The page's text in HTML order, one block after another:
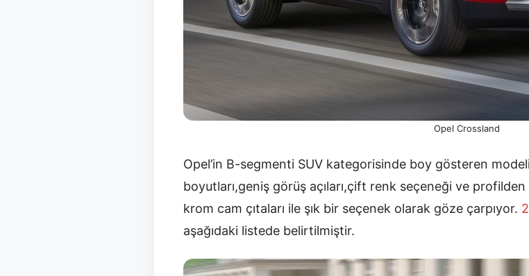
Opel Crossland
Opel’in B-segmenti SUV kategorisinde boy gösteren
boyutları,geniş görüş açıları,çift renk seçeneği ve profilden
krom cam çıtaları ile şık bir seçenek olarak göze çarpıyor.
aşağıdaki listede belirtilmiştir.